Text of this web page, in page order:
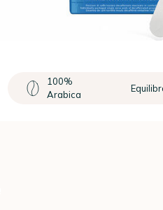
100%
Arabica